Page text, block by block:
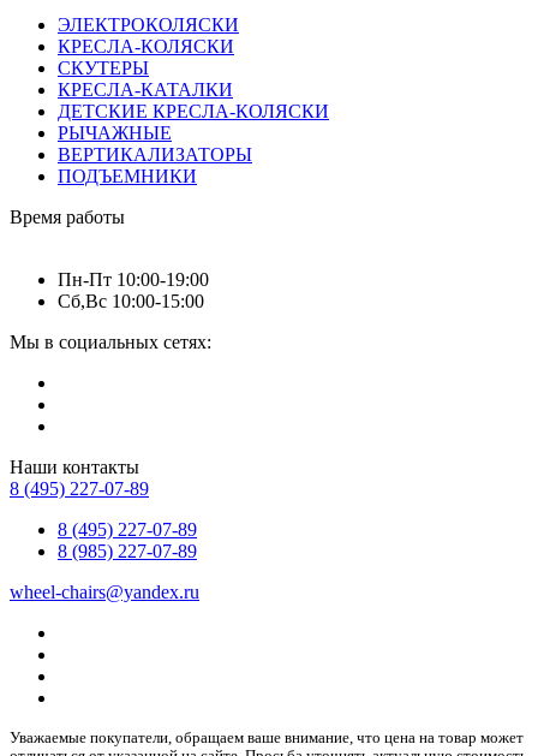
ЭЛЕКТРОКОЛЯСКИ
КРЕСЛА-КОЛЯСКИ
СКУТЕРЫ
КРЕСЛА-КАТАЛКИ
ДЕТСКИЕ КРЕСЛА-КОЛЯСКИ
РЫЧАЖНЫЕ
ВЕРТИКАЛИЗАТОРЫ
ПОДЪЕМНИКИ
Время работы
Пн-Пт 10:00-19:00
Сб,Вс 10:00-15:00
Мы в социальных сетях:
Наши контакты
8 (495) 227-07-89
8 (495) 227-07-89
8 (985) 227-07-89
wheel-chairs@yandex.ru
Уважаемые покупатели, обращаем ваше внимание, что цена на товар может